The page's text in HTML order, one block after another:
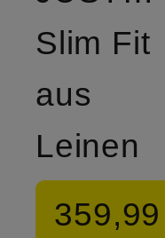
Slim Fit
aus
Leinen
359,99